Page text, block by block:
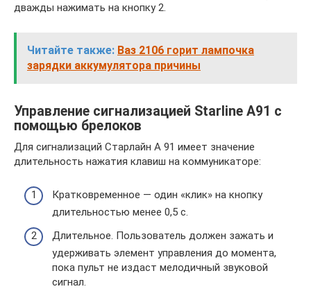
дважды нажимать на кнопку 2.
Читайте также: Ваз 2106 горит лампочка
зарядки аккумулятора причины
Управление сигнализацией Starline A91 с
помощью брелоков
Для сигнализаций Старлайн А 91 имеет значение
длительность нажатия клавиш на коммуникаторе:
Кратковременное — один «клик» на кнопку
длительностью менее 0,5 с.
Длительное. Пользователь должен зажать и
удерживать элемент управления до момента,
пока пульт не издаст мелодичный звуковой
сигнал.